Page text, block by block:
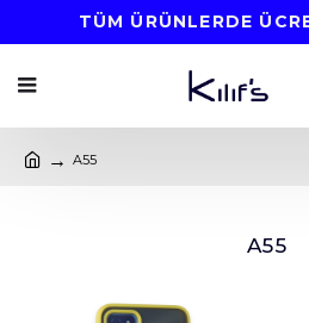
TÜM ÜRÜNLERDE
A55
A55